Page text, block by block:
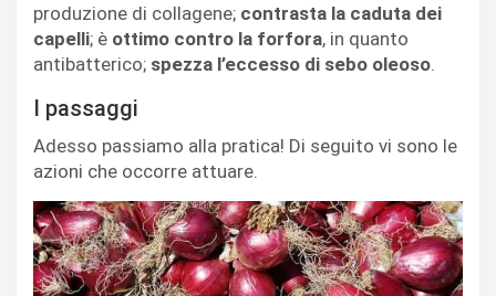
produzione di collagene; contrasta la caduta dei
capelli; è ottimo contro la forfora, in quanto
antibatterico; spezza l’eccesso di sebo oleoso.
I passaggi
Adesso passiamo alla pratica! Di seguito vi sono le
azioni che occorre attuare.